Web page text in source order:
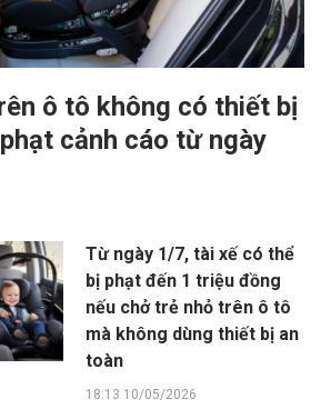
ô tô không có thiết bị
cảnh cáo từ ngày
Từ ngày 1/7, tài xế có thể
bị phạt đến 1 triệu đồng
nếu chở trẻ nhỏ trên ô tô
mà không dùng thiết bị an
toàn
18:13 10/05/2026